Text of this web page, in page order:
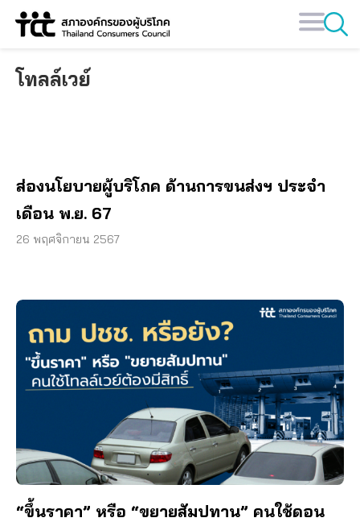
Skip
โทลล์เวย์
ส่องนโยบายผู้บริโภค ด้านการขนส่งฯ ประจำ
เดือน พ.ย. 67
26 พฤศจิกายน 2567
“ขึ้นราคา” หรือ “ขยายสัมปทาน” คนใช้ดอน